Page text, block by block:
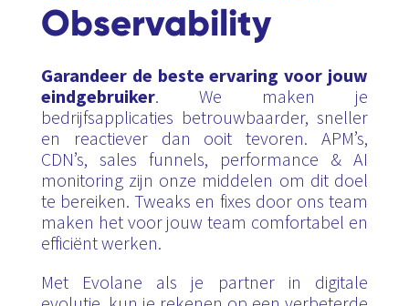
Observability
Garandeer de beste ervaring voor jouw
eindgebruiker. We maken je
bedrijfsapplicaties betrouwbaarder, sneller
en reactiever dan ooit tevoren.APM’s,
CDN’s, sales funnels, performance & AI
monitoring zijn onze middelen om dit doel
te bereiken. Tweaks en fixes door ons team
maken het voor jouw team comfortabel en
efficiënt werken.
Met Evolane als je partner in digitale